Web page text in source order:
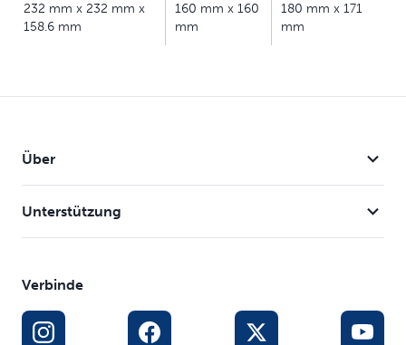
232 mm x 232 mm x
158.6 mm
160 mm x 160
mm
180 mm x 171
mm
Über
Unterstützung
Verbinde